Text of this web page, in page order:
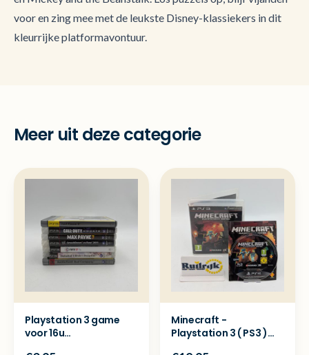
voor en zing mee met de leukste Disney-klassiekers in dit
kleurrijke platformavontuur.
Meer uit deze categorie
Playstation 3 game
voor 16u
Minecraft -
Playstation 3 ( PS3 )